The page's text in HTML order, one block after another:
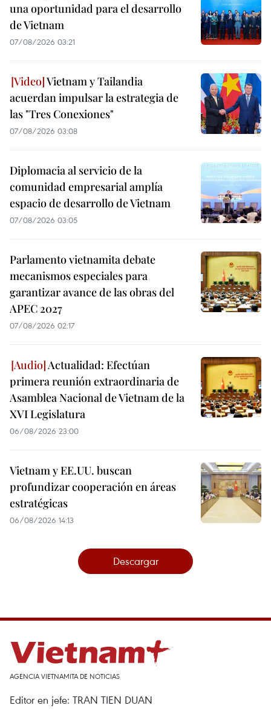
una oportunidad para el desarrollo
de Vietnam
07/08/2026 03:21
Vietnam y Tailandia
acuerdan impulsar la estrategia de
las "Tres Conexiones"
07/08/2026 03:08
Diplomacia al servicio de la
comunidad empresarial amplía
espacio de desarrollo de Vietnam
07/08/2026 03:05
Parlamento vietnamita debate
mecanismos especiales para
garantizar avance de las obras del
APEC 2027
07/08/2026 02:17
Actualidad: Efectúan
primera reunión extraordinaria de
Asamblea Nacional de Vietnam de la
XVI Legislatura
06/08/2026 23:00
Vietnam y EE.UU. buscan
profundizar cooperación en áreas
estratégicas
06/08/2026 14:13
Descargar
AGENCIA VIETNAMITA DE NOTICIAS
Editor en jefe: TRAN TIEN DUAN